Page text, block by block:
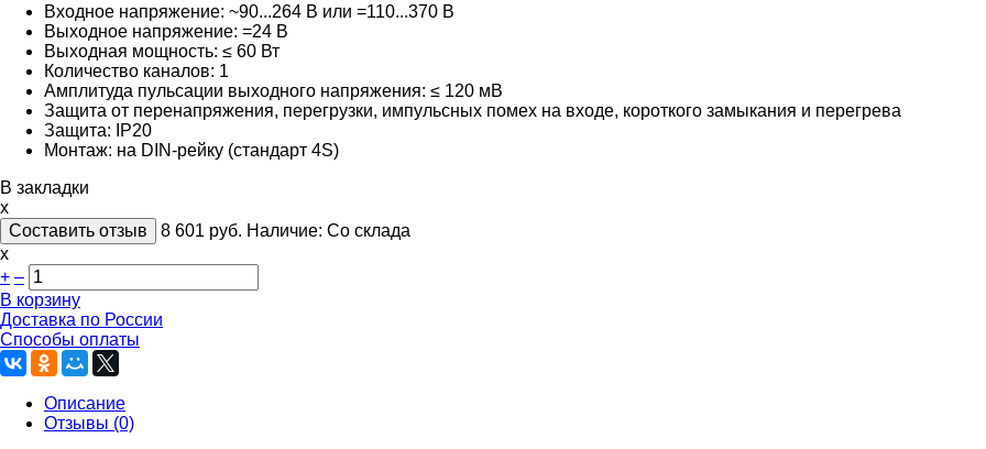
Входное напряжение: ~90...264 В или =110...370 В
Выходное напряжение: =24 B
Выходная мощность: ≤ 60 Вт
Количество каналов: 1
Амплитуда пульсации выходного напряжения: ≤ 120 мВ
Защита от перенапряжения, перегрузки, импульсных помех на входе, короткого замыкания и перегрева
Защита: IP20
Монтаж: на DIN-рейку (стандарт 4S)
В закладки
x
Составить отзыв
8 601 руб. Наличие: Со склада
х
+ –
В корзину
Доставка по России
Способы оплаты
Описание
Отзывы (0)